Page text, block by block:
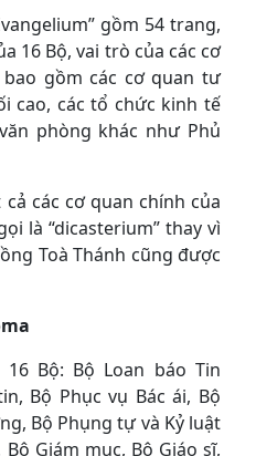
gồm 54 trang,
16 Bộ, vai trò của các cơ
gồm các cơ quan tư
cao, các tổ chức kinh tế
phòng khác như Phủ
các cơ quan chính của
là “dicasterium” thay vì
Toà Thánh cũng được
Bộ: Bộ Loan báo Tin
Bộ Phục vụ Bác ái, Bộ
Bộ Phụng tự và Kỷ luật
Giám mục, Bộ Giáo sĩ,